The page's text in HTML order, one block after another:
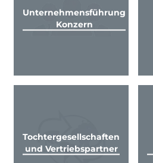
Unternehmensführung
Konzern
Tochtergesellschaften
und Vertriebspartner